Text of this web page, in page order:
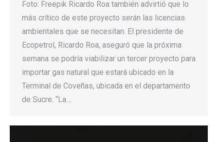
Foto: Freepik Ricardo Roa también advirtió que lo
más crítico de este proyecto serán las licencias
ambientales que se necesitan. El presidente de
Ecopetrol, Ricardo Roa, aseguró que la próxima
semana se podría viabilizar un tercer proyecto para
importar gas natural que estará ubicado en la
Terminal de Coveñas, ubicada en el departamento
de Sucre. “La…